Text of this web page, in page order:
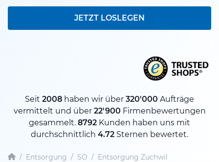
JETZT LOSLEGEN
Seit 2008 haben wir über 320'000 Aufträge
vermittelt und über 22'900 Firmenbewertungen
gesammelt. 8792 Kunden haben uns mit
durchschnittlich 4.72 Sternen bewertet.
/ Entsorgung / SO / Entsorgung Zuchwil